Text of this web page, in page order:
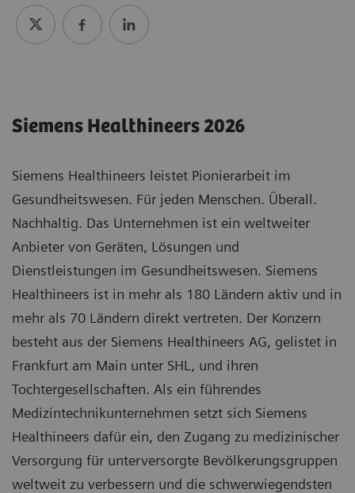
Siemens Healthineers 2026
Siemens Healthineers leistet Pionierarbeit im
Gesundheitswesen. Für jeden Menschen. Überall.
Nachhaltig. Das Unternehmen ist ein weltweiter
Anbieter von Geräten, Lösungen und
Dienstleistungen im Gesundheitswesen. Siemens
Healthineers ist in mehr als 180 Ländern aktiv und in
mehr als 70 Ländern direkt vertreten. Der Konzern
besteht aus der Siemens Healthineers AG, gelistet in
Frankfurt am Main unter SHL, und ihren
Tochtergesellschaften. Als ein führendes
Medizintechnikunternehmen setzt sich Siemens
Healthineers dafür ein, den Zugang zu medizinischer
Versorgung für unterversorgte Bevölkerungsgruppen
weltweit zu verbessern und die schwerwiegendsten